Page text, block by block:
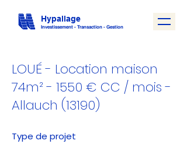
Hypallage
Investissement - Transaction - Gestion
LOUÉ - Location maison
74m² - 1550 € CC / mois -
Allauch (13190)
Type de projet